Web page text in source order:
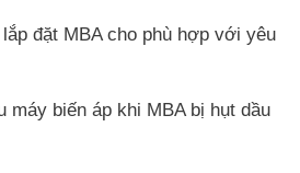
đặt MBA cho phù hợp với yêu
máy biến áp khi MBA bị hụt dầu